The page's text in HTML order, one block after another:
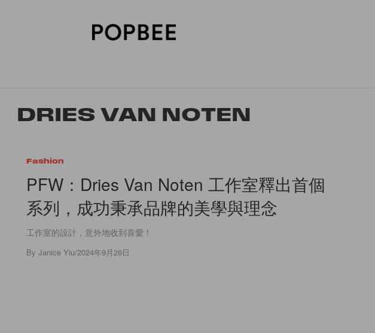
DRIES VAN NOTEN
Fashion
PFW：Dries Van Noten 工作室釋出首個
系列，成功秉承品牌的美學與理念
工作室的設計，意外地收到喜愛！
By Janice Yiu/2024年9月26日